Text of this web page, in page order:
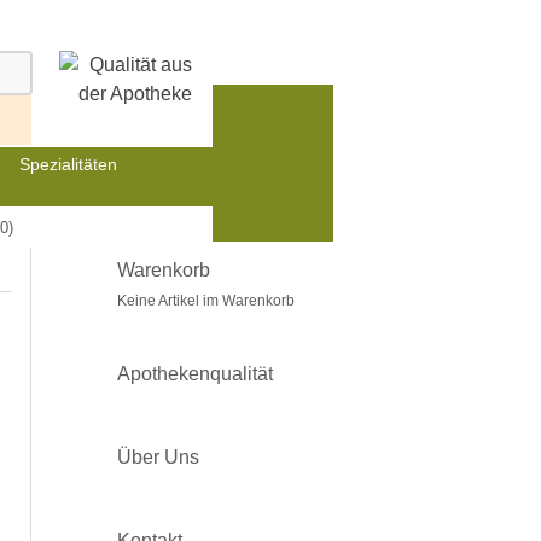
Spezialitäten
Warenkorb
Keine Artikel im Warenkorb
Apothekenqualität
Über Uns